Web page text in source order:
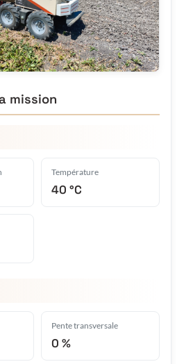
mission
Température
40 °C
Pente transversale
0 %